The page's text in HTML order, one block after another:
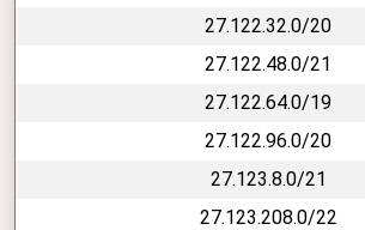
27.122.32.0/20
27.122.48.0/21
27.122.64.0/19
27.122.96.0/20
27.123.8.0/21
27.123.208.0/22